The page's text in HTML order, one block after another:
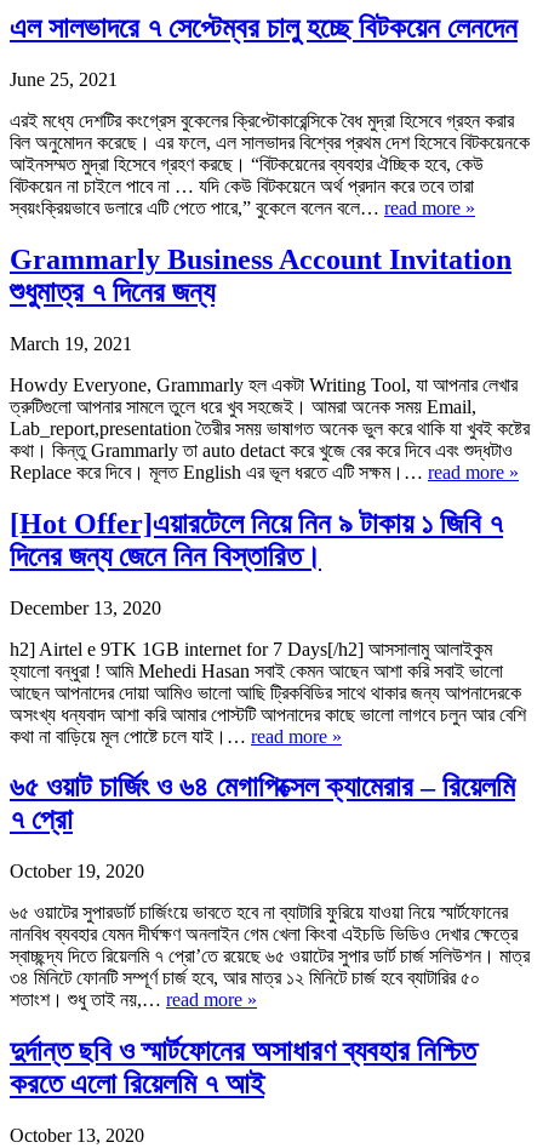
এল সালভাদরে ৭ সেপ্টেম্বর চালু হচ্ছে বিটকয়েন লেনদেন
June 25, 2021
এরই মধ্যে দেশটির কংগ্রেস বুকেলের ক্রিপ্টোকারেন্সিকে বৈধ মুদ্রা হিসেবে গ্রহন করার
বিল অনুমোদন করেছে। এর ফলে, এল সালভাদর বিশ্বের প্রথম দেশ হিসেবে বিটকয়েনকে
আইনসম্মত মুদ্রা হিসেবে গ্রহণ করছে। “বিটকয়েনের ব্যবহার ঐচ্ছিক হবে, কেউ
বিটকয়েন না চাইলে পাবে না … যদি কেউ বিটকয়েনে অর্থ প্রদান করে তবে তারা
স্বয়ংক্রিয়ভাবে ডলারে এটি পেতে পারে,” বুকেলে বলেন বলে… read more »
Grammarly Business Account Invitation
শুধুমাত্র ৭ দিনের জন্য
March 19, 2021
Howdy Everyone, Grammarly হল একটা Writing Tool, যা আপনার লেখার
ত্রুটিগুলো আপনার সামলে তুলে ধরে খুব সহজেই। আমরা অনেক সময় Email,
Lab_report,presentation তৈরীর সময় ভাষাগত অনেক ভুল করে থাকি যা খুবই কষ্টের
কথা। কিন্তু Grammarly তা auto detact করে খুজে বের করে দিবে এবং শুদ্ধটাও
Replace করে দিবে। মূলত English এর ভূল ধরতে এটি সক্ষম।… read more »
[Hot Offer]এয়ারটেলে নিয়ে নিন ৯ টাকায় ১ জিবি ৭
দিনের জন্য জেনে নিন বিস্তারিত।
December 13, 2020
h2] Airtel e 9TK 1GB internet for 7 Days[/h2] আসসালামু আলাইকুম
হ্যালো বন্ধুরা ! আমি Mehedi Hasan সবাই কেমন আছেন আশা করি সবাই ভালো
আছেন আপনাদের দোয়া আমিও ভালো আছি ট্রিকবিডির সাথে থাকার জন্য আপনাদেরকে
অসংখ্য ধন্যবাদ আশা করি আমার পোস্টটি আপনাদের কাছে ভালো লাগবে চলুন আর বেশি
কথা না বাড়িয়ে মূল পোষ্টে চলে যাই।… read more »
৬৫ ওয়াট চার্জিং ও ৬৪ মেগাপিক্সেল ক্যামেরার – রিয়েলমি
৭ প্রো
October 19, 2020
৬৫ ওয়াটের সুপারডার্ট চার্জিংয়ে ভাবতে হবে না ব্যাটারি ফুরিয়ে যাওয়া নিয়ে স্মার্টফোনের
নানবিধ ব্যবহার যেমন দীর্ঘক্ষণ অনলাইন গেম খেলা কিংবা এইচডি ভিডিও দেখার ক্ষেত্রে
স্বাচ্ছন্দ্য দিতে রিয়েলমি ৭ প্রো’তে রয়েছে ৬৫ ওয়াটের সুপার ডার্ট চার্জ সলিউশন। মাত্র
৩৪ মিনিটে ফোনটি সম্পূর্ণ চার্জ হবে, আর মাত্র ১২ মিনিটে চার্জ হবে ব্যাটারির ৫০
শতাংশ। শুধু তাই নয়,… read more »
দুর্দান্ত ছবি ও স্মার্টফোনের অসাধারণ ব্যবহার নিশ্চিত
করতে এলো রিয়েলমি ৭ আই
October 13, 2020